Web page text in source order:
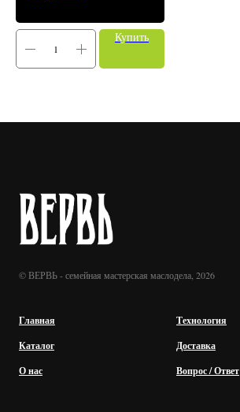
Купить
© ВЕРВЬ - семейная мастерская маслодела, 2026
Главная
Каталог
О нас
Технология
Доставка
Вопрос / Ответ